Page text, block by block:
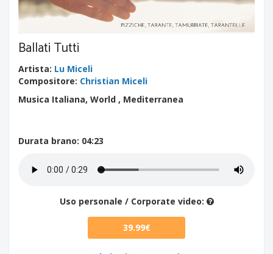
Ballati Tutti
Artista: Lu Miceli
Compositore: Christian Miceli
Musica Italiana, World , Mediterranea
Durata brano: 04:23
Uso personale / Corporate video:
39.99€